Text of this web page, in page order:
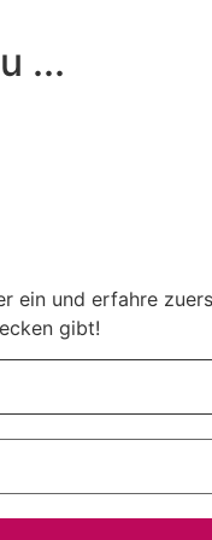
...
ein und erfahre
gibt!